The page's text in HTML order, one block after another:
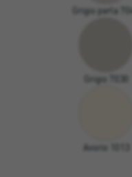
Grigio perla
Grigio 7030
Avorio 1013